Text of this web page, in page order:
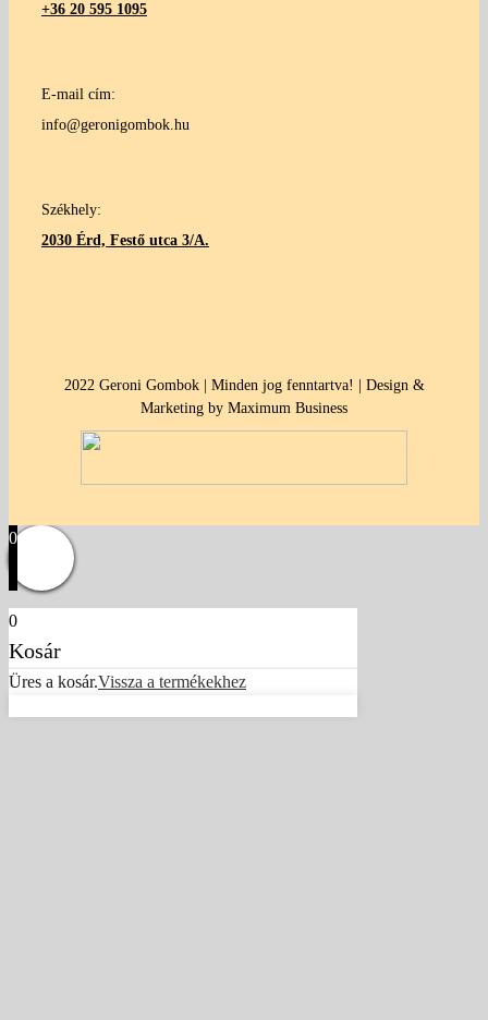
+36 20 595 1095
E-mail cím:
info@geronigombok.hu
Székhely:
2030 Érd, Festő utca 3/A.
2022 Geroni Gombok | Minden jog fenntartva! | Design &
Marketing by Maximum Business
0
0
Kosár
Üres a kosár.Vissza a termékekhez